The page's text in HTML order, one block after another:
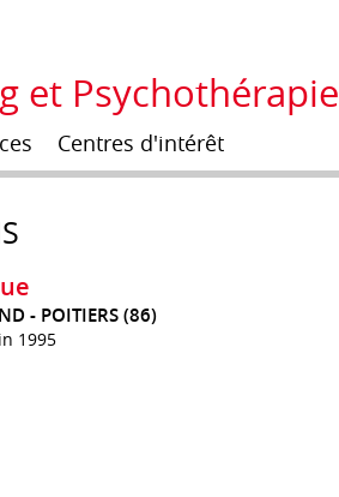
et Psychothérapie
Centres d'intérêt
- POITIERS (86)
1995